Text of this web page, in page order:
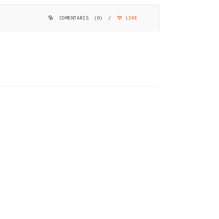
LIKE
COMENTARIS (0) /